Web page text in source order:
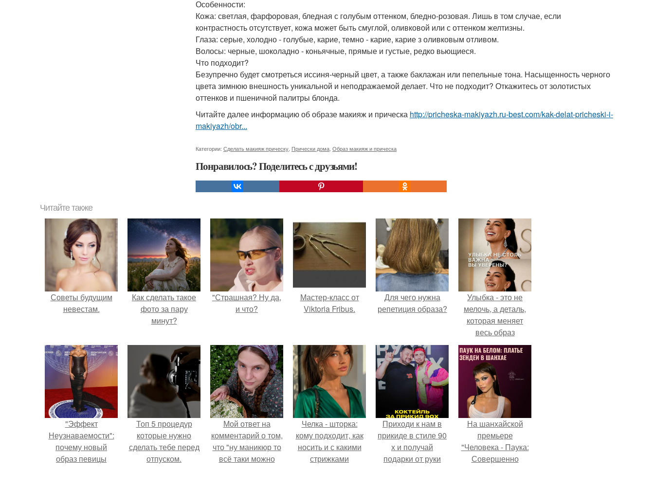
Особенности:
Кожа: светлая, фарфоровая, бледная с голубым оттенком, бледно-розовая. Лишь в том случае, если
контрастность отсутствует, кожа может быть смуглой, оливковой или с оттенком желтизны.
Глаза: серые, холодно - голубые, карие, темно - карие, карие з оливковым отливом.
Волосы: черные, шоколадно - коньячные, прямые и густые, редко вьющиеся.
Что подходит?
Безупречно будет смотреться иссиня-черный цвет, а также баклажан или пепельные тона. Насыщенность черного
цвета зимнюю внешность уникальной и неподражаемой делает. Что не подходит? Откажитесь от золотистых
оттенков и пшеничной палитры блонда.
Читайте далее информацию об образе макияж и прическа http://pricheska-makiyazh.ru-best.com/kak-delat-pricheski-i-
makiyazh/obr...
Категории: Сделать макияж прическу Прически дома Образ макияж и прическа
Понравилось? Поделитесь с друзьями!
Читайте также
Советы будущим
невестам.
Как сделать такое
фото за пару
минут?
"Страшная? Ну да,
и что?
Мастер-класс от
Viktoria Fribus.
Для чего нужна
репетиция образа?
Улыбка - это не
мелочь, а деталь,
которая меняет
весь образ
человека.
"Эффект
Неузнаваемости":
почему новый
образ певицы
Топ 5 процедур
которые нужно
сделать тебе перед
отпуском.
Мой ответ на
комментарий о том,
что "ну маникюр то
всё таки можно
Челка - шторка:
кому подходит, как
носить и с какими
стрижками
Приходи к нам в
прикиде в стиле 90
х и получай
подарки от руки
На шанхайской
премьере
"Человека - Паука:
Совершенно